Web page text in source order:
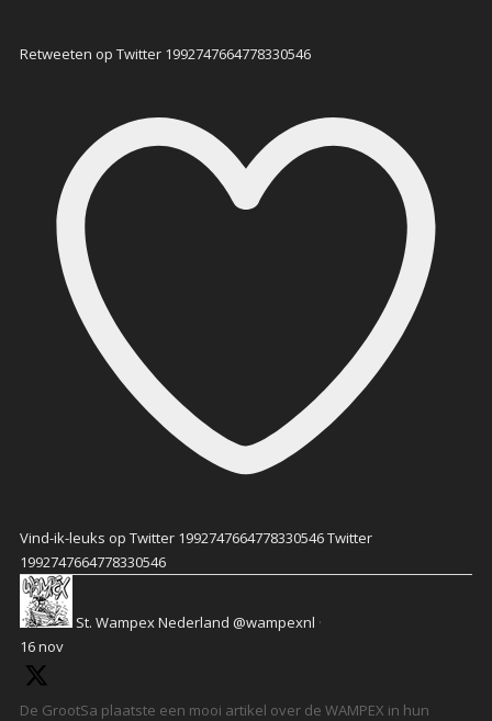
Retweeten op Twitter 1992747664778330546
Vind-ik-leuks op Twitter 1992747664778330546Twitter
1992747664778330546
St. Wampex Nederland @wampexnl ·
16 nov
De GrootSa plaatste een mooi artikel over de WAMPEX in hun